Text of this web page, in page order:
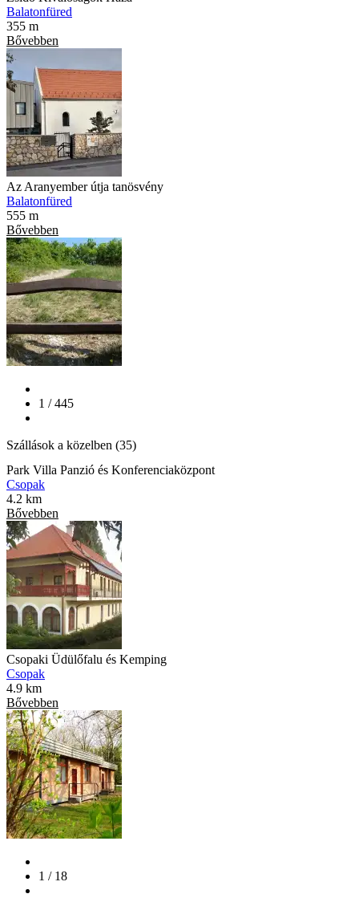
Balatonfüred
355 m
Bővebben
Az Aranyember útja tanösvény
Balatonfüred
555 m
Bővebben
1 / 445
Szállások a közelben (35)
Park Villa Panzió és Konferenciaközpont
Csopak
4.2 km
Bővebben
Csopaki Üdülőfalu és Kemping
Csopak
4.9 km
Bővebben
1 / 18